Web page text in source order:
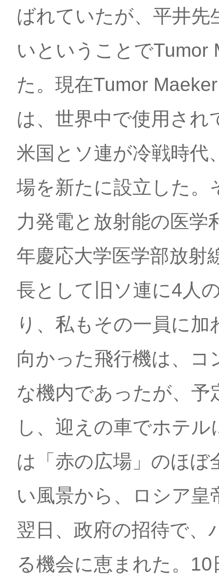
ばれていたが、平井先
いということでTumor
た。現在Tumor
は、世界中で使用さ
米国とソ連が冷戦時代
場を新たに設立した。
力発電と放射能の医学
年慶応大学医学部放
長として旧ソ連に4人
り、私もその一員に
向かった飛行機は、
な機内であったが、
し、迎えの車でホテ
は「赤の広場」のほぼ
い風景から、ロシア
翌日、政府の招待で、
る機会に恵まれた。